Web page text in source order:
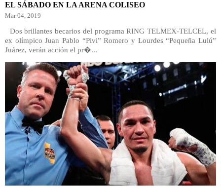
EL SÁBADO EN LA ARENA COLISEO
Mar 04, 2019
Dos brillantes becarios del programa RING TELMEX-TELCEL, el
ex olímpico Juan Pablo “Pivi” Romero y Lourdes “Pequeña Lulú”
Juárez, verán acción el pr�...